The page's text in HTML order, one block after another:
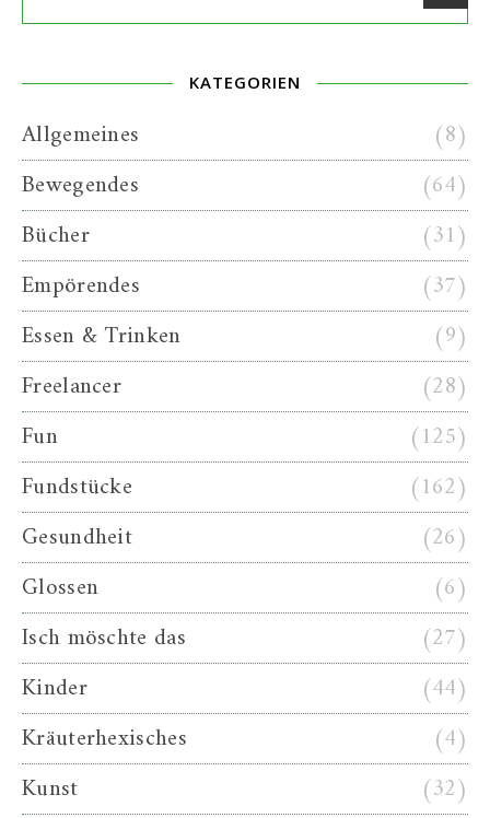
KATEGORIEN
Allgemeines
(8)
Bewegendes
(64)
Bücher
(31)
Empörendes
(37)
Essen & Trinken
(9)
Freelancer
(28)
Fun
(125)
Fundstücke
(162)
Gesundheit
(26)
Glossen
(6)
Isch möschte das
(27)
Kinder
(44)
Kräuterhexisches
(4)
Kunst
(32)